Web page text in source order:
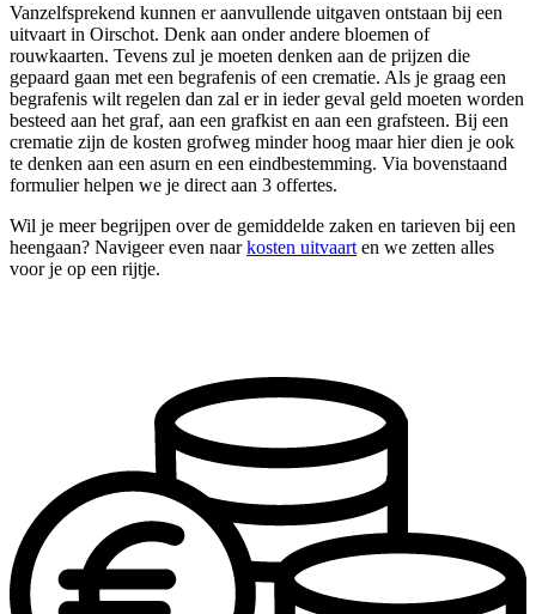
Vanzelfsprekend kunnen er aanvullende uitgaven ontstaan bij een
uitvaart in Oirschot. Denk aan onder andere bloemen of
rouwkaarten. Tevens zul je moeten denken aan de prijzen die
gepaard gaan met een begrafenis of een crematie. Als je graag een
begrafenis wilt regelen dan zal er in ieder geval geld moeten worden
besteed aan het graf, aan een grafkist en aan een grafsteen. Bij een
crematie zijn de kosten grofweg minder hoog maar hier dien je ook
te denken aan een asurn en een eindbestemming. Via bovenstaand
formulier helpen we je direct aan 3 offertes.
Wil je meer begrijpen over de gemiddelde zaken en tarieven bij een
heengaan? Navigeer even naarkosten uitvaart en we zetten alles
voor je op een rijtje.